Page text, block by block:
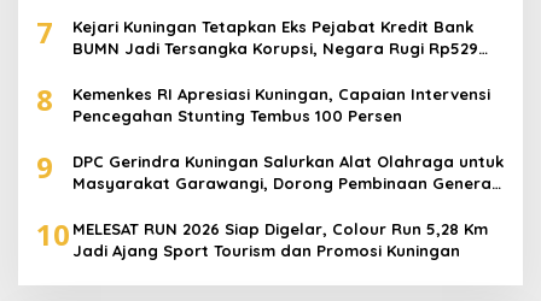
7
Kejari Kuningan Tetapkan Eks Pejabat Kredit Bank
BUMN Jadi Tersangka Korupsi, Negara Rugi Rp529
8
Kemenkes RI Apresiasi Kuningan, Capaian Intervensi
Pencegahan Stunting Tembus 100 Persen
9
DPC Gerindra Kuningan Salurkan Alat Olahraga untuk
Masyarakat Garawangi, Dorong Pembinaan Generasi
10 MELESAT RUN 2026 Siap Digelar, Colour Run 5,28 Km
Jadi Ajang Sport Tourism dan Promosi Kuningan